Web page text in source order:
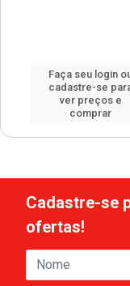
Faça seu login
cadastre-se
ver preços e
comprar
Cadastre-se
ofertas!